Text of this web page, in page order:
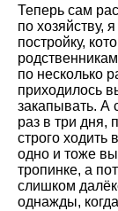
Теперь сам
по хозяйству,
постройку,
по несколько
приходилось
закапывать. А
раз в три дня,
строго ходить
одно и тоже
тропинке, а
слишком
однажды,